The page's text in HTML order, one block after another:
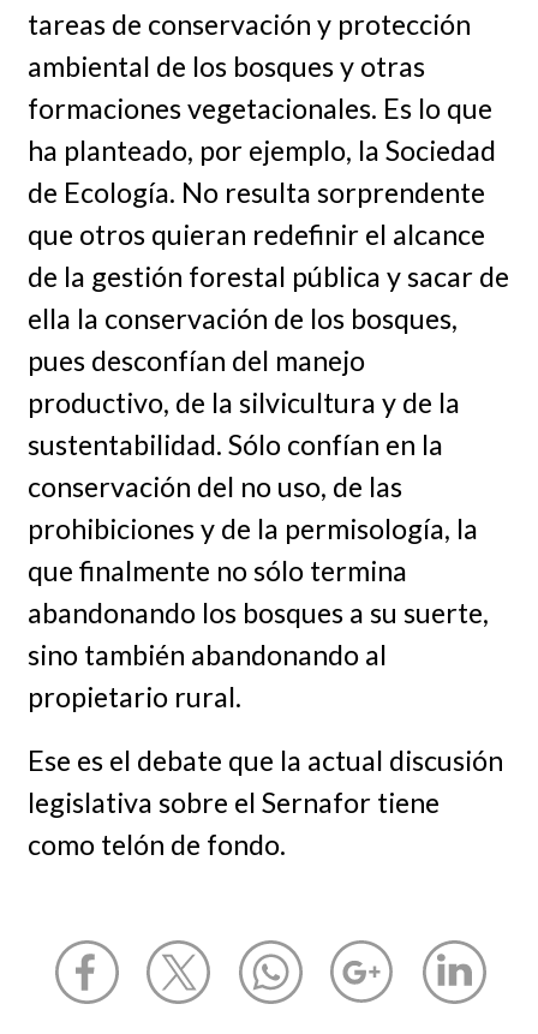
tareas de conservación y protección
ambiental de los bosques y otras
formaciones vegetacionales. Es lo que
ha planteado, por ejemplo, la Sociedad
de Ecología. No resulta sorprendente
que otros quieran redefinir el alcance
de la gestión forestal pública y sacar de
ella la conservación de los bosques,
pues desconfían del manejo
productivo, de la silvicultura y de la
sustentabilidad. Sólo confían en la
conservación del no uso, de las
prohibiciones y de la permisología, la
que finalmente no sólo termina
abandonando los bosques a su suerte,
sino también abandonando al
propietario rural.
Ese es el debate que la actual discusión
legislativa sobre el Sernafor tiene
como telón de fondo.